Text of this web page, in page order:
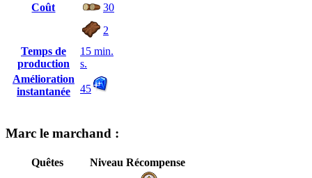
Coût
30
2
Temps de
production
15 min.
s.
Amélioration
instantanée
45
Marc le marchand :
Quêtes Niveau Récompense